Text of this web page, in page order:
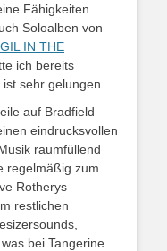
Fähigkeiten
Soloalben von
IN THE
ich bereits
sehr gelungen.
auf Bradfield
eindrucksvollen
raumfüllend
regelmäßig zum
Rotherys
restlichen
bei Tangerine